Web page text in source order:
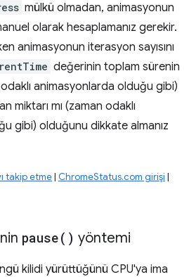
mülkü olmadan, animasyonun
olarak hesaplamanız gerekir.
animasyonun iterasyon sayısını
değerinin toplam sürenin
animasyonlarda olduğu gibi)
miktarı mı (zaman odaklı
gibi) olduğunu dikkate almanız
takip etme| ChromeStatus.com girişi |
pause( ) yöntemi
kilidi yürüttüğünü CPU'ya ima